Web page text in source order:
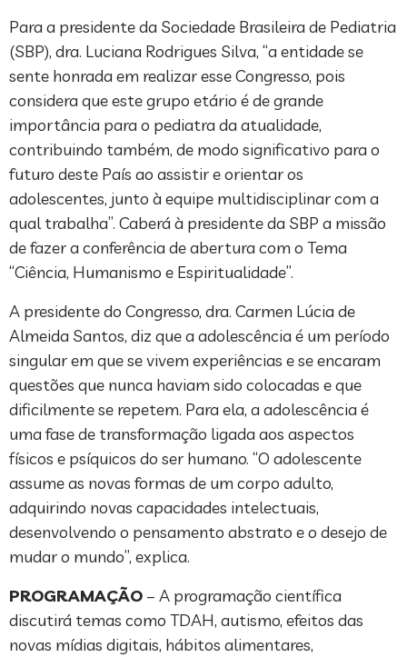
Para a presidente da Sociedade Brasileira de Pediatria
(SBP), dra. Luciana Rodrigues Silva, “a entidade se
sente honrada em realizar esse Congresso, pois
considera que este grupo etário é de grande
importância para o pediatra da atualidade,
contribuindo também, de modo significativo para o
futuro deste País ao assistir e orientar os
adolescentes, junto à equipe multidisciplinar com a
qual trabalha”. Caberá à presidente da SBP a missão
de fazer a conferência de abertura com o Tema
“Ciência, Humanismo e Espiritualidade”.
A presidente do Congresso, dra. Carmen Lúcia de
Almeida Santos, diz que a adolescência é um período
singular em que se vivem experiências e se encaram
questões que nunca haviam sido colocadas e que
dificilmente se repetem. Para ela, a adolescência é
uma fase de transformação ligada aos aspectos
físicos e psíquicos do ser humano. “O adolescente
assume as novas formas de um corpo adulto,
adquirindo novas capacidades intelectuais,
desenvolvendo o pensamento abstrato e o desejo de
mudar o mundo”, explica.
PROGRAMAÇÃO – A programação científica
discutirá temas como TDAH, autismo, efeitos das
novas mídias digitais, hábitos alimentares,